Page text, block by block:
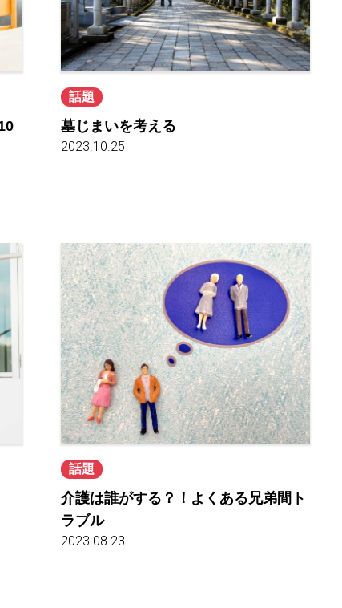
話題
墓じまいを考える
2023.10.25
話題
介護は誰がする？！よくある兄弟間ト
ラブル
2023.08.23